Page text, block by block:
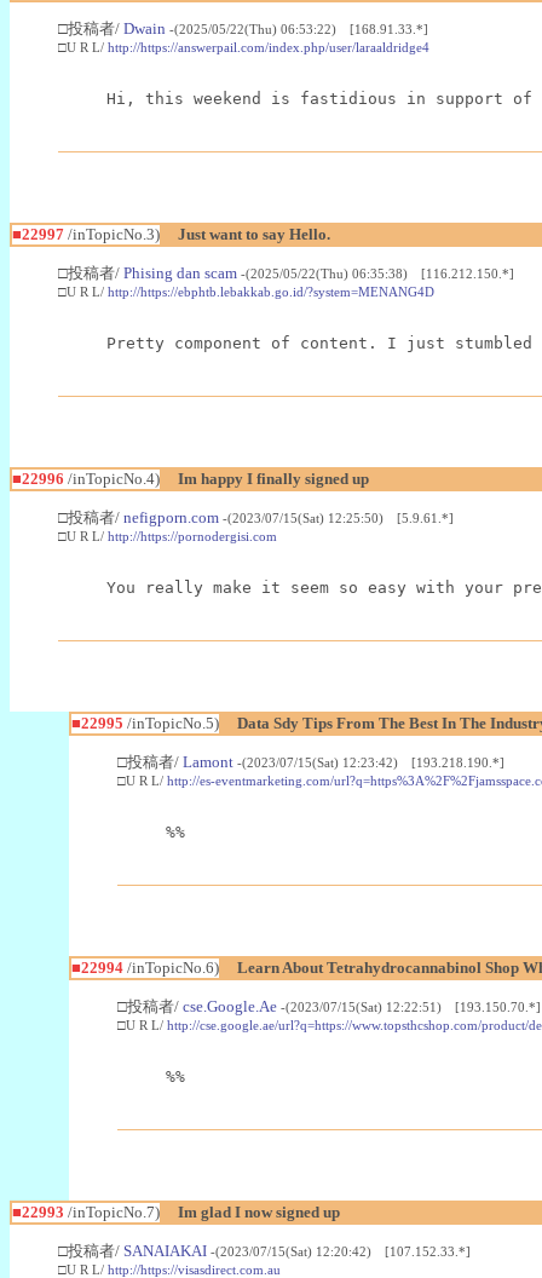
□投稿者/ Dwain -(2025/05/22(Thu) 06:53:22) [168.91.33.*]
□U R L/ http://https://answerpail.com/index.php/user/laraaldridge4
Hi, this weekend is fastidious in support of
■22997 /inTopicNo.3) Just want to say Hello.
□投稿者/ Phising dan scam -(2025/05/22(Thu) 06:35:38) [116.212.150.*]
□U R L/ http://https://ebphtb.lebakkab.go.id/?system=MENANG4D
Pretty component of content. I just
■22996 /inTopicNo.4) Im happy I finally signed up
□投稿者/ nefigporn.com -(2023/07/15(Sat) 12:25:50) [5.9.61.*]
□U R L/ http://https://pornodergisi.com
You really make it seem so easy with your
■22995 /inTopicNo.5) Data Sdy Tips From The Best In The
□投稿者/ Lamont -(2023/07/15(Sat) 12:23:42) [193.218.190.*]
□U R L/ http://es-eventmarketing.com/
%%
■22994/inTopicNo.6) Learn About Tetrahydrocannabinol Shop
□投稿者/ cse.Google.Ae -(2023/07/15(Sat) 12:22:51) [193.150.70.*]
□U R L/ http://cse.google.ae/url?q=https://www.topsthcshop.com/
%%
■22993 /inTopicNo.7) Im glad I now signed up
□投稿者/ SANAIAKAI -(2023/07/15(Sat) 12:20:42) [107.152.33.*]
□U R L/ http://https://visasdirect.com.au